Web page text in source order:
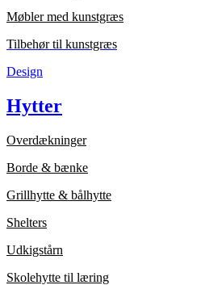
Møbler med kunstgræs
Tilbehør til kunstgræs
Design
Hytter
Overdækninger
Borde & bænke
Grillhytte & bålhytte
Shelters
Udkigstårn
Skolehytte til læring